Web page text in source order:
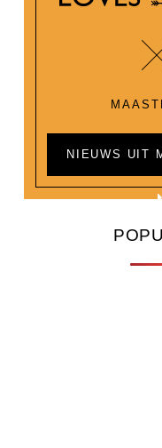
NIEUWS UIT